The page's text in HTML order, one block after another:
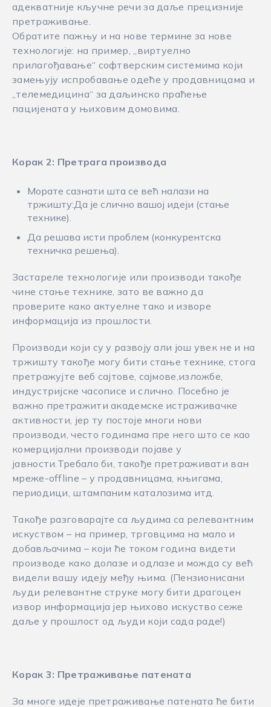
адекватније кључне речи за даље прецизније
претраживање.
Обратите пажњу и на нове термине за нове
технологије: на пример, „виртуелно
прилагођавање“ софтверским системима који
замењују испробавање одеће у продавницама и
„телемедицина“ за даљинско праћење
пацијената у њиховим домовима.
Корак 2: Претрага производа
Морате сазнати шта се већ налази на
тржишту:Да је слично вашој идеји (стање
технике).
Да решава исти проблем (конкурентска
техничка решења).
Застареле технологије или производи такође
чине стање технике, зато ве важно да
проверите како актуелне тако и изворе
информација из прошлости.
Производи који су у развоју али још увек не и на
тржишту такође могу бити стање технике, стога
претражујте веб сајтове, сајмове,изложбе,
индустријске часописе и слично. Посебно је
важно претражити академске истраживачке
активности, јер ту постоје многи нови
производи, често годинама пре него што се као
комерцијални производи појаве у
јавности.Требало би, такође претраживати ван
мреже-offline – у продавницама, књигама,
периодици, штампаним каталозима итд.
Такође разговарајте са људима са релевантним
искуством – на пример, трговцима на мало и
добављачима – који ће током година видети
производе како долазе и одлазе и можда су већ
видели вашу идеју међу њима. (Пензионисани
људи релевантне струке могу бити драгоцен
извор информација јер њихово искуство сеже
даље у прошлост од људи који сада раде!)
Корак 3: Претраживање патената
За многе идеје претраживање патената ће бити